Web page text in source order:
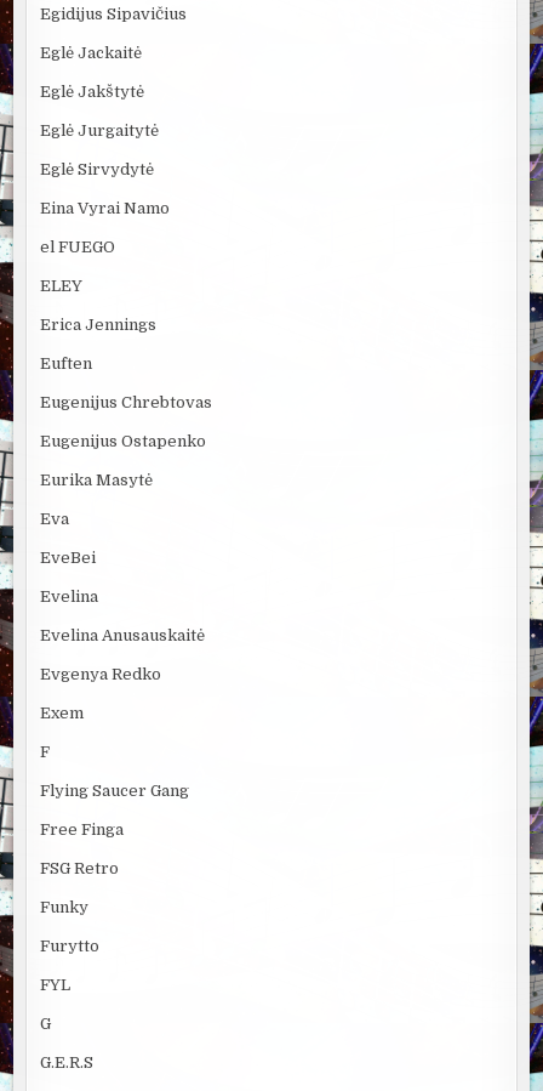
Egidijus Sipavičius
Eglė Jackaitė
Eglė Jakštytė
Eglė Jurgaitytė
Eglė Sirvydytė
Eina Vyrai Namo
el FUEGO
ELEY
Erica Jennings
Euften
Eugenijus Chrebtovas
Eugenijus Ostapenko
Eurika Masytė
Eva
EveBei
Evelina
Evelina Anusauskaitė
Evgenya Redko
Exem
F
Flying Saucer Gang
Free Finga
FSG Retro
Funky
Furytto
FYL
G
G.E.R.S